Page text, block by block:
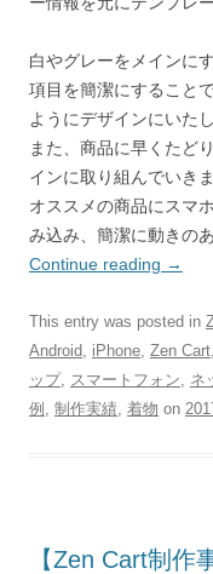
白やグレーをメインに
項目を簡潔にすること
ようにデザインにいた
また、商品に早くたど
インに取り組んでいきま
オススメの商品にスマ
み込み、簡潔に動きの
Continue reading →
This entry was posted in
Android iPhone Zen Cart
ップ, スマートフォン ネ
例 制作実績 着物 on
【Zen Cart制